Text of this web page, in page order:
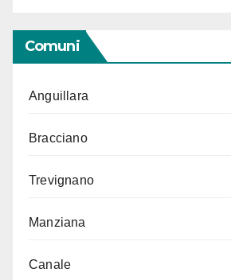
Comuni
Anguillara
Bracciano
Trevignano
Manziana
Canale